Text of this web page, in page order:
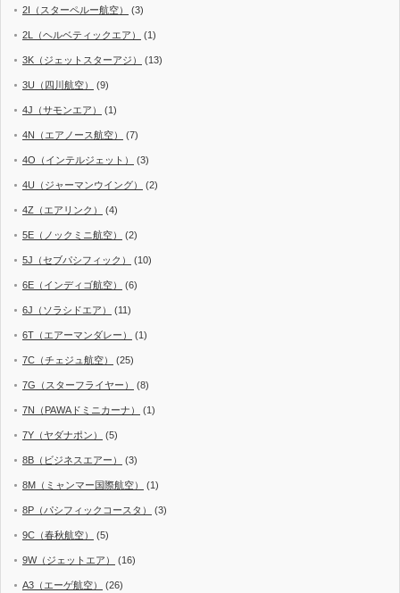
2I（スターペルー航空） (3)
2L（ヘルベティックエア） (1)
3K（ジェットスターアジ） (13)
3U（四川航空） (9)
4J（サモンエア） (1)
4N（エアノース航空） (7)
4O（インテルジェット） (3)
4U（ジャーマンウイング） (2)
4Z（エアリンク） (4)
5E（ノックミニ航空） (2)
5J（セブパシフィック） (10)
6E（インディゴ航空） (6)
6J（ソラシドエア） (11)
6T（エアーマンダレー） (1)
7C（チェジュ航空） (25)
7G（スターフライヤー） (8)
7N（PAWAドミニカーナ） (1)
7Y（ヤダナポン） (5)
8B（ビジネスエアー） (3)
8M（ミャンマー国際航空） (1)
8P（パシフィックコースタ） (3)
9C（春秋航空） (5)
9W（ジェットエア） (16)
A3（エーゲ航空） (26)